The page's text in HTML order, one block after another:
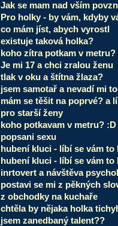
Jak se mam nad vším
Pro holky - by vám, kdyby
co mám jíst, abych vyrostl
existuje taková holka?
koho zítra potkam v metru?
Je mi 17 a chci zralou ženu
tlak v oku a štítna žlaza?
jsem samotař a nevadí mi
mám se těšit na poprvé? a
pro starší ženy
koho potkavam v metru? :D
popsani sexu
hubení kluci - líbí se vám to
hubení kluci - líbí se vám to
inrtovert a návštěva
postavi se mi z pěkných
z obchodky na kuchaře
chtěla by nějaka holka
jsem zanedbaný talent??